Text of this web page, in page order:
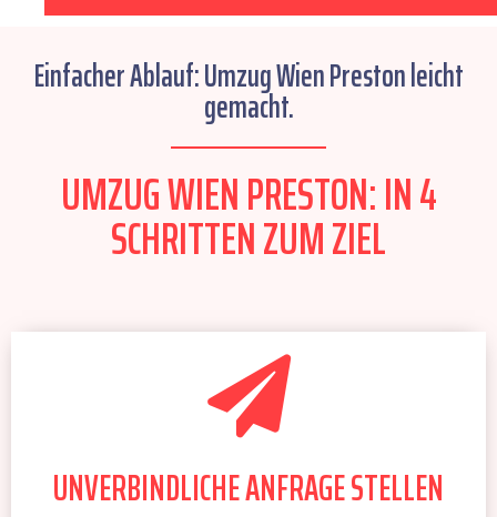
Einfacher Ablauf: Umzug Wien Preston leicht
gemacht.
UMZUG WIEN PRESTON: IN 4
SCHRITTEN ZUM ZIEL
UNVERBINDLICHE ANFRAGE STELLEN